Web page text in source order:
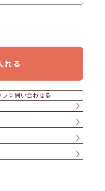
れる
に問い合わせる